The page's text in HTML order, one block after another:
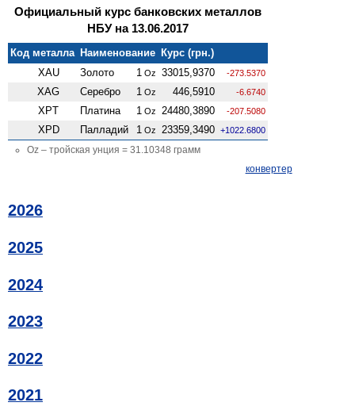
Официальный курс банковских металлов
НБУ на 13.06.2017
Код металла Наименование Курс (грн.)
XAU
Золото 1 Oz 33015,9370 -273.5370
XAG Серебро 1 Oz 446,5910 -6.6740
XPT Платина 1 Oz 24480,3890 -207.5080
XPD Палладий 1 Oz 23359,3490 +1022.6800
Oz – тройская унция = 31.10348 грамм
конвертер
2026
2025
2024
2023
2022
2021